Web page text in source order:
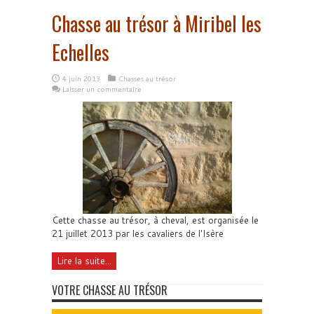
Chasse au trésor à Miribel les
Echelles
4 juin 2013
Chasses au trésor
Laisser un commentaire
Cette chasse au trésor, à cheval, est organisée le
21 juillet 2013 par les cavaliers de l'Isère
Lire la suite...
VOTRE CHASSE AU TRÉSOR